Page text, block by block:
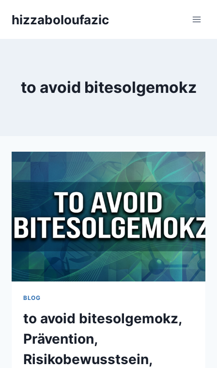
hizzaboloufazic
to avoid bitesolgemokz
BLOG
to avoid bitesolgemokz,
Prävention,
Risikobewusstsein,